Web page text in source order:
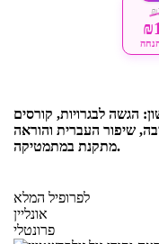
הגשה לבגרויות, קורסים
שיפור העברית והוראה
מתקנת במתמטיקה.
לפרופיל המלא
אונליין
פרונטלי